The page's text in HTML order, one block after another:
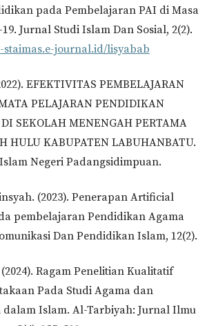
pada Pembelajaran PAI di Masa
Jurnal Studi Islam Dan Sosial, 2(2).
journal.id/lisyabab
EFEKTIVITAS PEMBELAJARAN
PELAJARAN PENDIDIKAN
SEKOLAH MENENGAH PERTAMA
HULU KABUPATEN LABUHANBATU.
Negeri Padangsidimpuan.
(2023). Penerapan Artificial
pembelajaran Pendidikan Agama
Dan Pendidikan Islam, 12(2).
Ragam Penelitian Kualitatif
Pada Studi Agama dan
dalam Islam. Al-Tarbiyah: Jurnal Ilmu